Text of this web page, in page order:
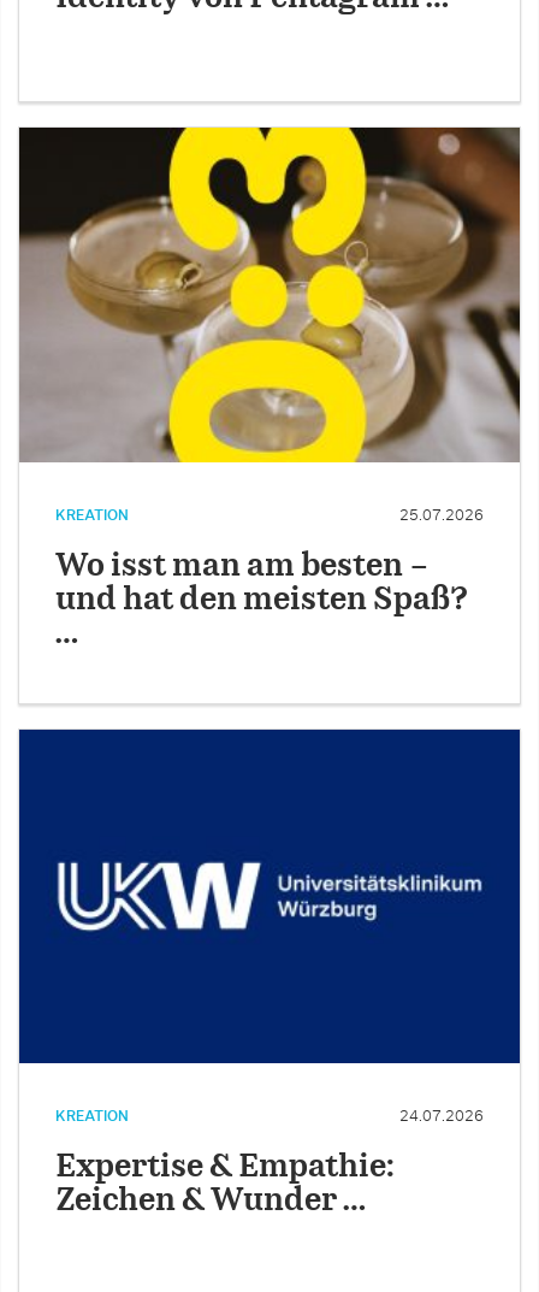
KREATION 25.07.2026
Wo isst man am besten –
und hat den meisten Spaß?
…
KREATION 24.07.2026
Expertise & Empathie:
Zeichen & Wunder …